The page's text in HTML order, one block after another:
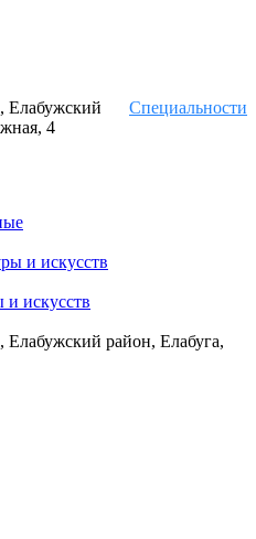
Специальности
Елабужский
4
и искусств
Елабужский район, Елабуга,